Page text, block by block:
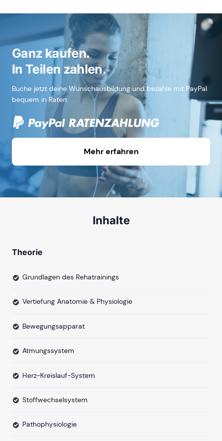
Ganz kaufen.
In Teilen zahlen.
Buche jetzt deine Wunschausbildung und bezahle mit PayPal
bequem in Raten.
Mehr erfahren
Inhalte
Theorie
Grundlagen des Rehatrainings
Vertiefung Anatomie & Physiologie
Bewegungsapparat
Atmungssystem
Herz-Kreislauf-System
Stoffwechselsystem
Pathophysiologie